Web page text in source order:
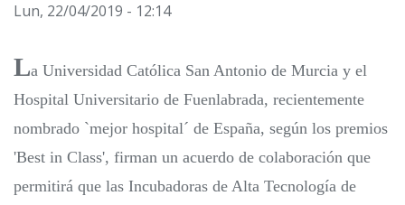
Lun, 22/04/2019 - 12:14
La Universidad Católica San Antonio de Murcia y el
Hospital Universitario de Fuenlabrada, recientemente
nombrado `mejor hospital´ de España, según los premios
'Best in Class', firman un acuerdo de colaboración que
permitirá que las Incubadoras de Alta Tecnología de